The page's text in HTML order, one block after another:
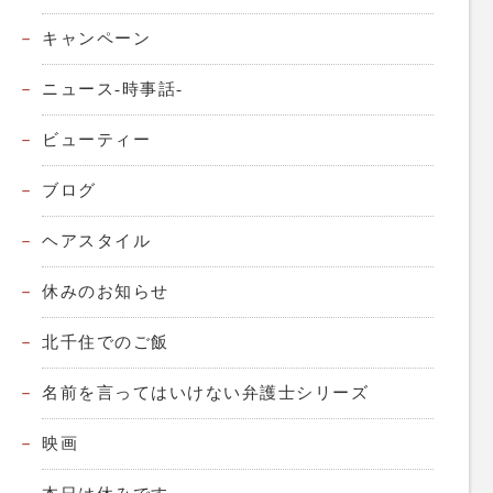
キャンペーン
ニュース-時事話-
ビューティー
ブログ
ヘアスタイル
休みのお知らせ
北千住でのご飯
名前を言ってはいけない弁護士シリーズ
映画